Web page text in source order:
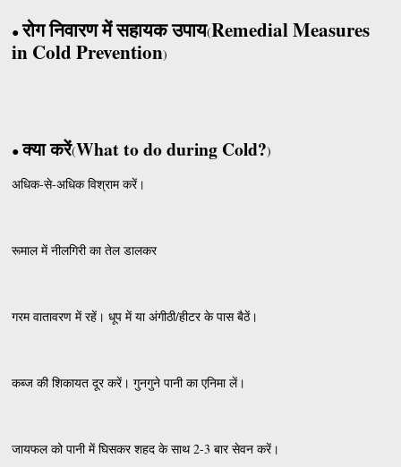
●रोग निवारण में सहायक उपाय(Remedial Measures
in Cold Prevention)
●क्या करें(What to do during Cold?)
अधिक-से-अधिक विश्राम करें।
रूमाल में नीलगिरी का तेल डालकर
गरम वातावरण में रहें। धूप में या अंगीठी/हीटर के पास बैठें।
कब्ज की शिकायत दूर करें। गुनगुने पानी का एनिमा लें।
जायफल को पानी में घिसकर शहद के साथ 2-3 बार सेवन करें।